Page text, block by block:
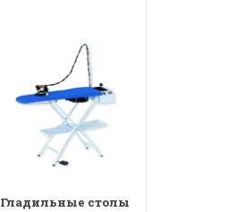
Гладильные столы